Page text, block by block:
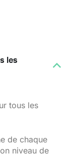
B
les
tous les
de chaque
niveau de